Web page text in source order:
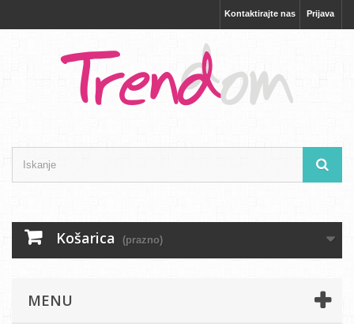
Prijava
Kontaktirajte nas
Košarica (prazno)
MENU